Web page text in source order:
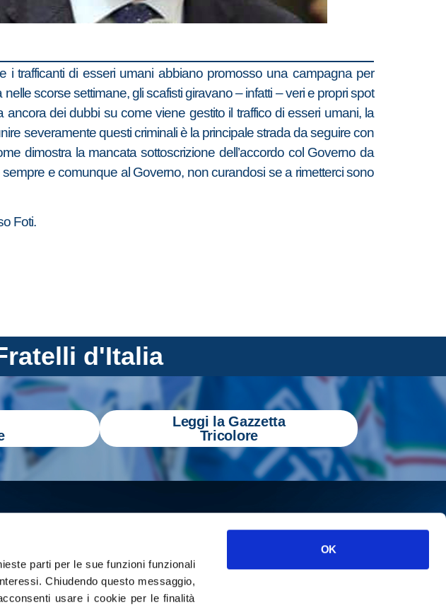
parti per le sue funzioni funzionali
Chiudendo questo messaggio,
usare i cookie per le finalità
OK
i trafficanti di esseri umani abbiano promosso una campagna per
scorse settimane, gli scafisti giravano – infatti – veri e propri spot
dei dubbi su come viene gestito il traffico di esseri umani, la
severamente questi criminali è la principale strada da seguire con
dimostra la mancata sottoscrizione dell’accordo col Governo da
e comunque al Governo, non curandosi se a rimetterci sono
Foti.
d'Italia
Leggi la Gazzetta
Tricolore